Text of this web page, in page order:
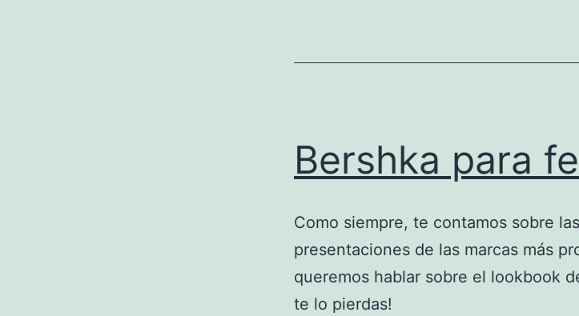
Bershka para
Como siempre, te contamos sobre
presentaciones de las marcas más
queremos hablar sobre el lookbook
te lo pierdas!